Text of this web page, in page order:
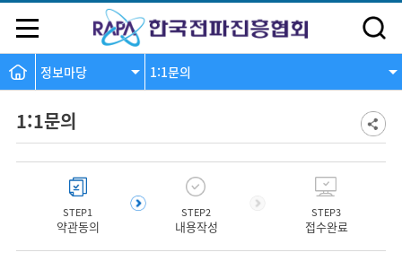
정보마당 1:1문의
1:1문의
STEP1
약관동의
STEP2
내용작성
STEP3
접수완료